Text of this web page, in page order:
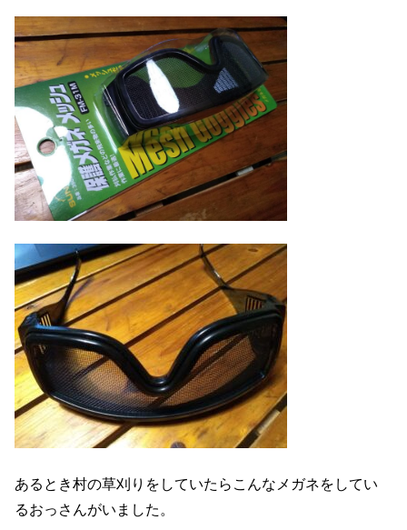
あるとき村の草刈りをしていたらこんなメガネをしてい
るおっさんがいました。